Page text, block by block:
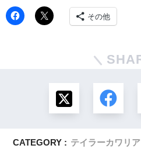
その他
CATEGORY : テイラーカワリ